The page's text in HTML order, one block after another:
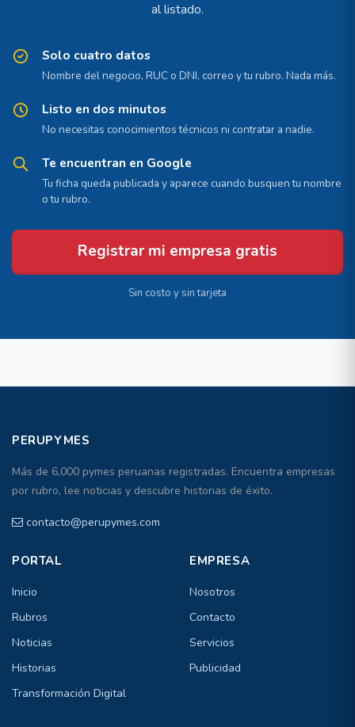
al listado.
Solo cuatro datos
Nombre del negocio, RUC o DNI, correo y tu rubro. Nada más.
Listo en dos minutos
No necesitas conocimientos técnicos ni contratar a nadie.
Te encuentran en Google
Tu ficha queda publicada y aparece cuando busquen tu nombre
o tu rubro.
Registrar mi empresa gratis
Sin costo y sin tarjeta
PERUPYMES
Más de 6,000 pymes peruanas registradas. Encuentra empresas
por rubro, lee noticias y descubre historias de éxito.
contacto@perupymes.com
PORTAL
Inicio
Rubros
Noticias
Historias
Transformación Digital
EMPRESA
Nosotros
Contacto
Servicios
Publicidad